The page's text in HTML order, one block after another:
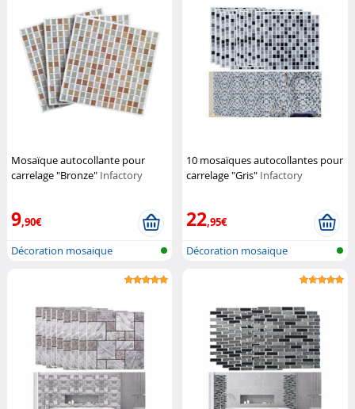
Mosaïque autocollante pour
carrelage "Bronze" Infactory
9,90€
Décoration mosaique
10 mosaïques autocollantes pour
carrelage "Gris" Infactory
22,95€
Décoration mosaique